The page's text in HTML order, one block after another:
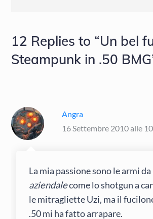
12 Replies to “Un bel
Steampunk in .50
Angra
16 Settembre 2010 alle
La mia passione sono le armi da
aziendalecome lo shotgun a
le mitragliette Uzi, ma il
.50 mi ha fatto arrapare.